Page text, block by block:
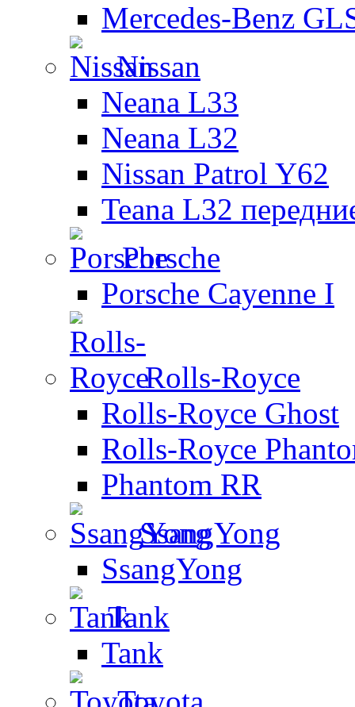
Mercedes-Benz
Nissan
Neana L33
Neana L32
Nissan Patrol Y62
Teana L32
Porsche
Porsche Cayenne I
Rolls-Royce
Rolls-Royce Ghost
Rolls-Royce
Phantom RR
SsangYong
SsangYong
Tank
Tank